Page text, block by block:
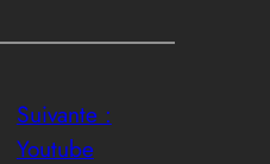
Suivante :
Youtube